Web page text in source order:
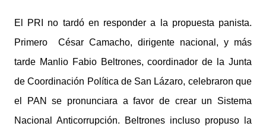
El PRI no tardó en responder a la propuesta panista.
Primero César Camacho, dirigente nacional, y más
tarde Manlio Fabio Beltrones, coordinador de la Junta
de Coordinación Política de San Lázaro, celebraron que
el PAN se pronunciara a favor de crear un Sistema
Nacional Anticorrupción. Beltrones incluso propuso la